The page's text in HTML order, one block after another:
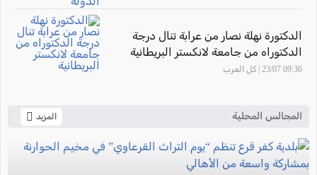
الدكتورة نهلة نصار من عرابة تنال درجة
الدكتوراه من جامعة لانكستر البريطانية
09:36 23/07 | كل العرب
المجالس المحلية المزيد